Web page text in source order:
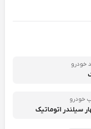
خودرو
خودرو
سیلندر اتوماتیک